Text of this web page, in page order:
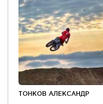
ТОНКОВ АЛЕКСАНДР